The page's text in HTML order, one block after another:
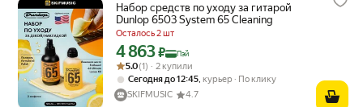
Набор средств по уходу за гитарой
Dunlop 6503 System 65 Cleaning
Осталось 2 шт
Цена с картой Яндекс Пэй 4863 ₽ вместо
4 863₽ Пэй
Рейтинг товара: 5.0 из 5
Оценок: (1) · 2 купили
5.0(1) · 2 купили
Сегодня до 12:45, курьер
По клику
SKIFMUSIC
4.7